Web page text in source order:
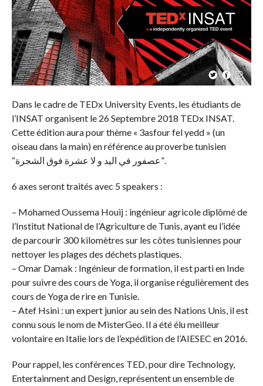
Dans le cadre de TEDx University Events, les étudiants de
l’INSAT organisent le 26 Septembre 2018 TEDx INSAT.
Cette édition aura pour thème « 3asfour fel yedd » (un
oiseau dans la main) en référence au proverbe tunisien
“عصفور في اليد و لا عشرة فوق الشجرة”.
6 axes seront traités avec 5 speakers :
– Mohamed Oussema Houij : ingénieur agricole diplômé de
l’Institut National de l’Agriculture de Tunis, ayant eu l’idée
de parcourir 300 kilomètres sur les côtes tunisiennes pour
nettoyer les plages des déchets plastiques.
– Omar Damak : Ingénieur de formation, il est parti en Inde
pour suivre des cours de Yoga, il organise régulièrement des
cours de Yoga de rire en Tunisie.
– Atef Hsini : un expert junior au sein des Nations Unis, il est
connu sous le nom de MisterGeo. Il a été élu meilleur
volontaire en Italie lors de l’expédition de l’AIESEC en 2016.
Pour rappel, les conférences TED, pour dire Technology,
Entertainment and Design, représentent un ensemble de